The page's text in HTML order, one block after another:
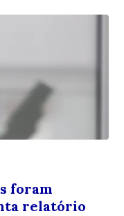
foram
relatório